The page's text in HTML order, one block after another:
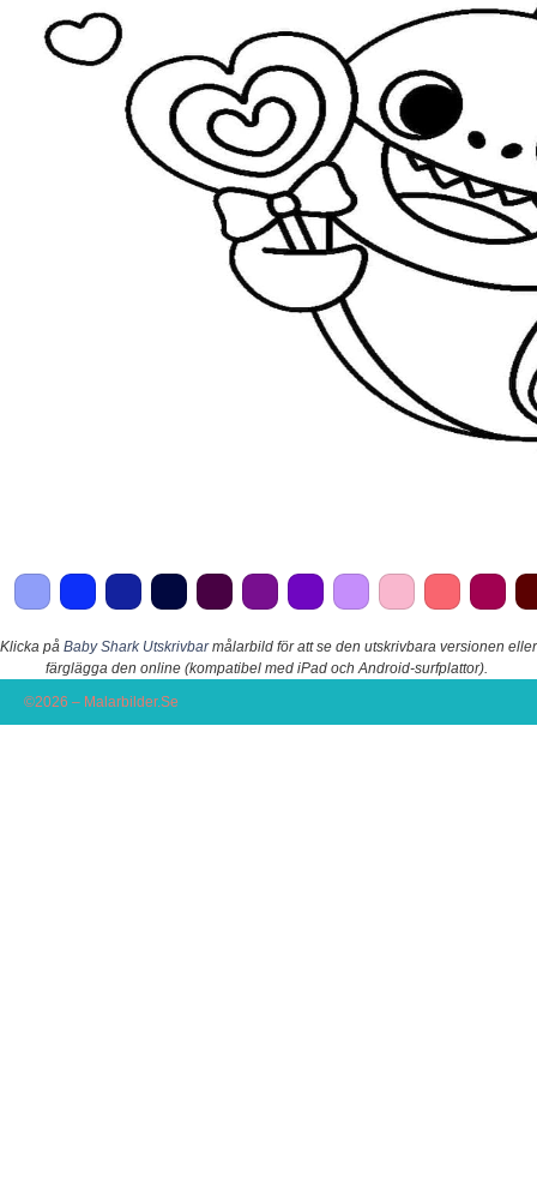
Klicka på Baby Shark Utskrivbarmålarbild för att se den utskrivbara versionen eller
färglägga den online (kompatibel med iPad och Android-surfplattor).
©2026 – Malarbilder.Se